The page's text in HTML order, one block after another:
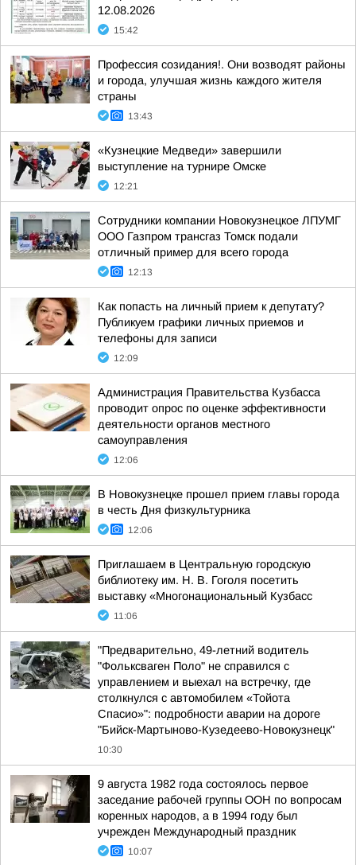
12.08.2026
15:42
Профессия созидания!. Они возводят районы
и города, улучшая жизнь каждого жителя
страны
13:43
«Кузнецкие Медведи» завершили
выступление на турнире Омске
12:21
Сотрудники компании Новокузнецкое ЛПУМГ
ООО Газпром трансгаз Томск подали
отличный пример для всего города
12:13
Как попасть на личный прием к депутату?
Публикуем графики личных приемов и
телефоны для записи
12:09
Администрация Правительства Кузбасса
проводит опрос по оценке эффективности
деятельности органов местного
самоуправления
12:06
В Новокузнецке прошел прием главы города
в честь Дня физкультурника
12:06
Приглашаем в Центральную городскую
библиотеку им. Н. В. Гоголя посетить
выставку «Многонациональный Кузбасс
11:06
"Предварительно, 49-летний водитель
"Фольксваген Поло" не справился с
управлением и выехал на встречку, где
столкнулся с автомобилем «Тойота
Спасио»": подробности аварии на дороге
"Бийск-Мартыново-Кузедеево-Новокузнецк"
10:30
9 августа 1982 года состоялось первое
заседание рабочей группы ООН по вопросам
коренных народов, а в 1994 году был
учрежден Международный праздник
10:07